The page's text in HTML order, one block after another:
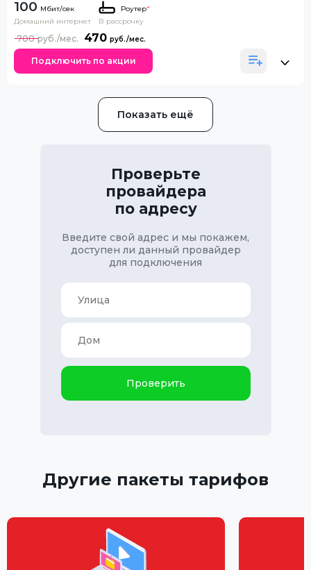
100
Домашний интернет
Роутер*
В рассрочку
470
700
Подключить по акции
Показать ещё
Проверьте
провайдера
по адресу
Введите свой адрес и мы покажем,
доступен ли данный провайдер
для подключения
Проверить
Другие пакеты тарифов